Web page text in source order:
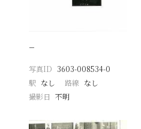
−
写真ID 3603-008534-0
駅 なし 路線 なし
撮影日
不明